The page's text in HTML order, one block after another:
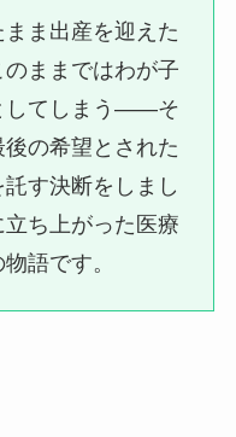
ま出産を迎えた
ままではわが子
してしまう——そ
の希望とされた
す決断をしまし
ち上がった医療
語です。